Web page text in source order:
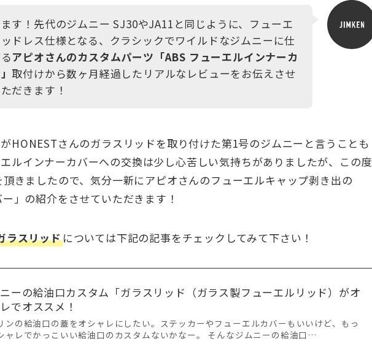
す！先代のジムニー SJ30やJA11と同じように、フューエ
ドレス仕様となる、クラシックでワイルドなジムニーに仕
アピオさんのカスタムパーツ「ABS フューエルインナーカ
取付けから数ヶ月経過したリアルなレビューをお伝えさせ
だきます！
HONESTさんのガラスリッドを取り付けた第1号のジムニーと言うことも
ルインナーカバーへの交換は少し心苦しい気持ちがありましたが、この度
きましたので、気分一新にアピオさんのフューエルキャップ剥き出の
」の紹介をさせていただきます！
ラスリッドについては下記の記事をチェックしてみて下さい！
ーの給油口カスタム「ガラスリッド（ガラス製フューエルリッド）がオ
でオススメ！
ンの給油口の蓋をオシャレにしたい。ステッカーやフューエルカバーもいいけど、もっ
ャレでかっこいい給油口のカスタムないかなー。 そんなジムニーの給油口…